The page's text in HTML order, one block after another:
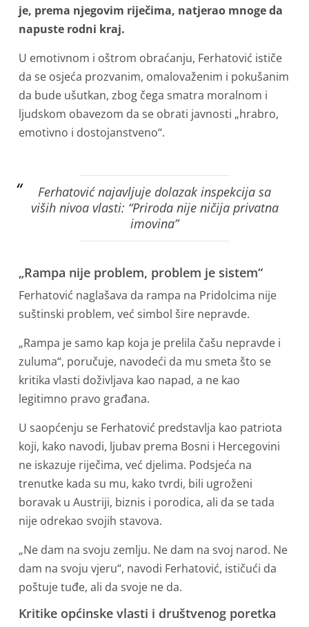
je, prema njegovim riječima, natjerao mnoge da
napuste rodni kraj.
U emotivnom i oštrom obraćanju, Ferhatović ističe
da se osjeća prozvanim, omalovaženim i pokušanim
da bude ušutkan, zbog čega smatra moralnom i
ljudskom obavezom da se obrati javnosti „hrabro,
emotivno i dostojanstveno“.
Ferhatović najavljuje dolazak inspekcija sa
viših nivoa vlasti: “Priroda nije ničija privatna
imovina”
„Rampa nije problem, problem je sistem“
Ferhatović naglašava da rampa na Pridolcima nije
suštinski problem, već simbol šire nepravde.
„Rampa je samo kap koja je prelila čašu nepravde i
zuluma“, poručuje, navodeći da mu smeta što se
kritika vlasti doživljava kao napad, a ne kao
legitimno pravo građana.
U saopćenju se Ferhatović predstavlja kao patriota
koji, kako navodi, ljubav prema Bosni i Hercegovini
ne iskazuje riječima, već djelima. Podsjeća na
trenutke kada su mu, kako tvrdi, bili ugroženi
boravak u Austriji, biznis i porodica, ali da se tada
nije odrekao svojih stavova.
„Ne dam na svoju zemlju. Ne dam na svoj narod. Ne
dam na svoju vjeru“, navodi Ferhatović, ističući da
poštuje tuđe, ali da svoje ne da.
Kritike općinske vlasti i društvenog poretka